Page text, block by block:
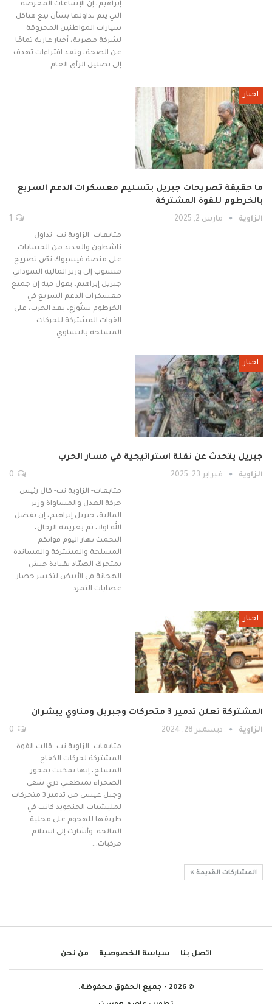
إبراهيم، إن الإشاعات المغرضة
التي يتم تداولها بشأن بيع هياكل
سيارات المواطنين المحروقة
لشركة مصرية، أخبار عارية تمامًا
عن الصحة، وتعد افتراءات تهدف
إلى تضليل الرأي العام.…
اخبار
ما حقيقة تصريحات جبريل بتسليم معسكرات الدعم السريع
بالخرطوم للقوة المشتركة
الزاوية مارس 2, 2025
متابعات- الزاوية نت- تداول
ناشطون والعديد من الحسابات
على منصة فيسبوك نصّ تصريح
منسوب إلى وزير المالية السوداني
جبريل إبراهيم، يقول فيه إن جميع
معسكرات الدعم السريع في
الخرطوم ستُوزع، بعد الحرب، على
القوات المشتركة للحركات
المسلحة بالتساوي.…
اخبار
جبريل يتحدث عن نقلة استراتيجية في مسار الحرب
الزاوية فبراير 23, 2025
متابعات- الزاوية نت- قال رئيس
حركة العدل والمساواة وزير
المالية، جبريل إبراهيم، إن بفضل
الله اولا، ثم بعزيمة الرجال،
التحمت نهار اليوم قواتكم
المسلحة والمشتركة والمساندة
بمتحرك الصيّاد بقيادة جيش
الهجانة في الأبيض لتكسر حصار
عصابات التمرد…
اخبار
المشتركة تعلن تدمير 3 متحركات وجبريل ومناوي يبشران
الزاوية ديسمبر 28, 2024
متابعات- الزاوية نت- قالت القوة
المشتركة لحركات الكفاح
المسلح، إنها تمكنت بمحور
الصحراء بمنطقتي دري شقى
وجبل عيسى من تدمير 3 متحركات
لمليشيات الجنجويد كانت في
طريقها للهجوم على محلية
المالحة. وأشارت إلى استلام
مركبات…
المشاركات القديمة
اتصل بنا سياسة الخصوصية من نحن
© 2026 - جميع الحقوق محفوظة.